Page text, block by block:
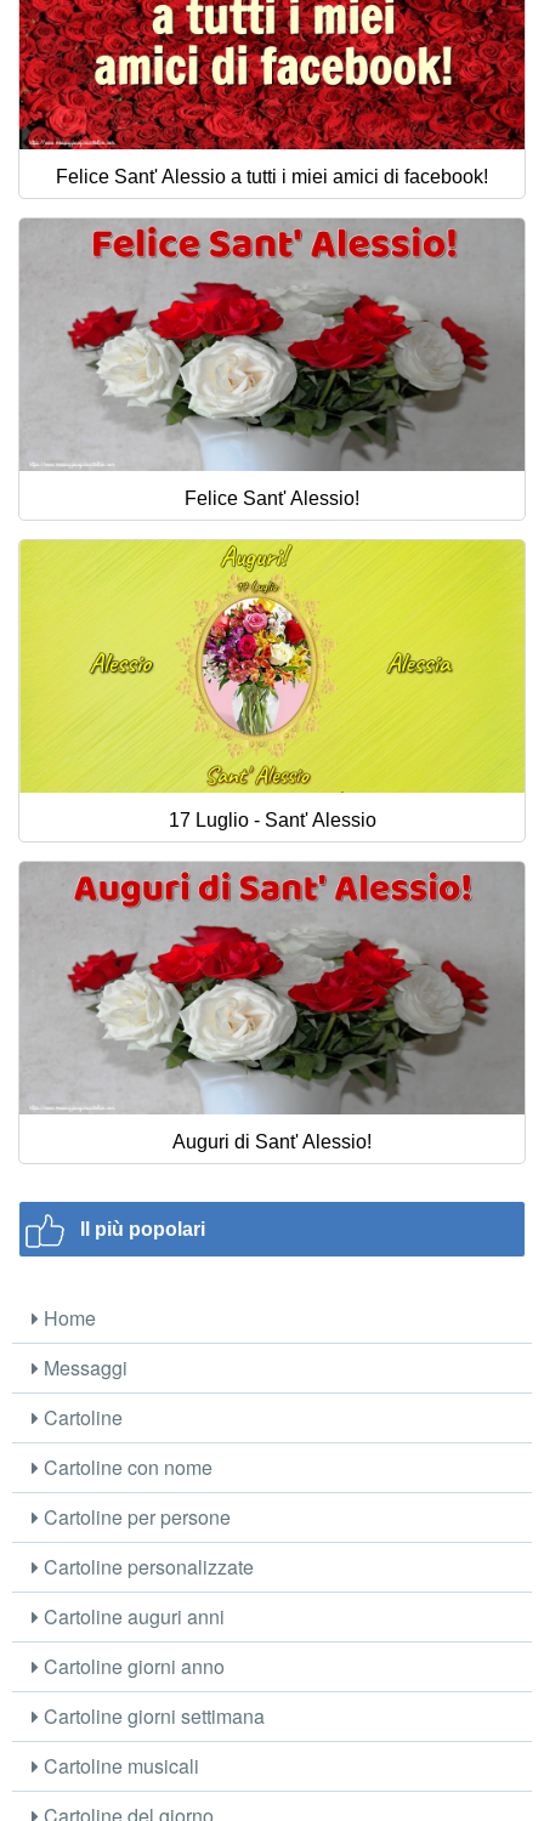
Felice Sant' Alessio a tutti i miei amici di facebook!
Felice Sant' Alessio!
17 Luglio - Sant' Alessio
Auguri di Sant' Alessio!
Il più popolari
Home
Messaggi
Cartoline
Cartoline con nome
Cartoline per persone
Cartoline personalizzate
Cartoline auguri anni
Cartoline giorni anno
Cartoline giorni settimana
Cartoline musicali